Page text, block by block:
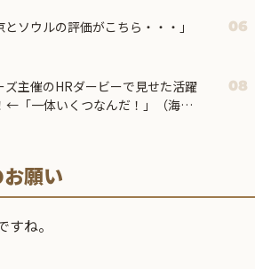
・
とソウルの評価がこちら・・・」 06
ズ主催のHRダービーで見せた活躍
←「一体いくつなんだ！」（海外
08
願い
ね。